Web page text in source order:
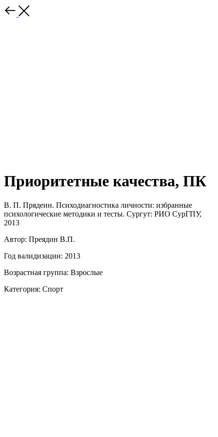
Приоритетные качества, ПК
В. П. Прядеин. Психодиагностика личности: избранные
психологические методики и тесты. Сургут: РИО СурГПУ,
2013
Автор: Преядин В.П.
Год валидизации: 2013
Возрастная группа: Взрослые
Категория: Спорт